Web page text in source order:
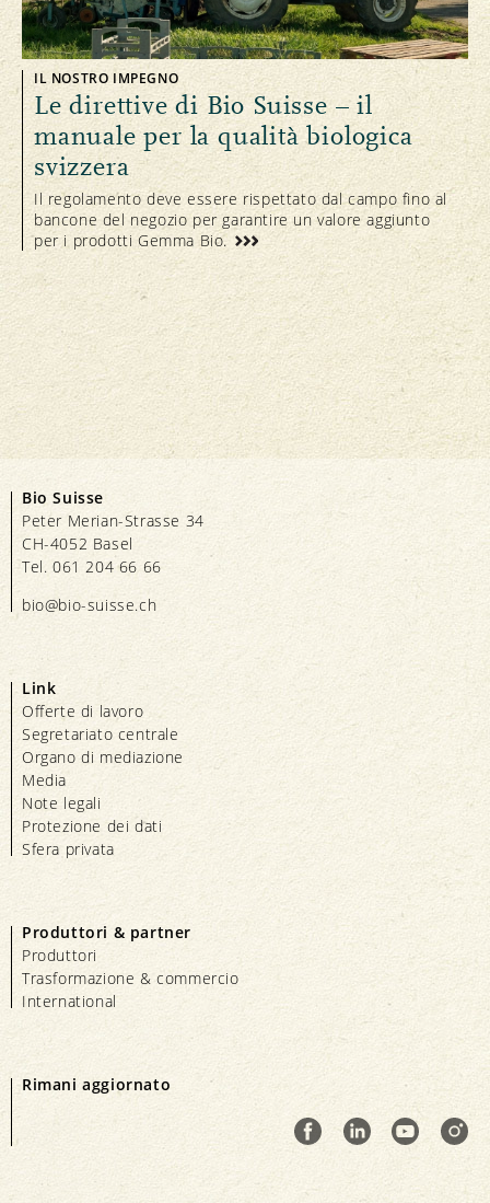
IL NOSTRO IMPEGNO
Le direttive di Bio Suisse – il
manuale per la qualità biologica
svizzera
Il regolamento deve essere rispettato dal campo fino al
bancone del negozio per garantire un valore aggiunto
per i prodotti Gemma Bio.
Bio Suisse
Peter Merian-Strasse 34
CH-4052 Basel
Tel. 061 204 66 66
bio@bio-suisse.ch
Link
Offerte di lavoro
Segretariato centrale
Organo di mediazione
Media
Note legali
Protezione dei dati
Sfera privata
Produttori & partner
Produttori
Trasformazione & commercio
International
Rimani aggiornato